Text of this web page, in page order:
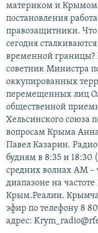
материком и
постановления
правозащитники. Что
сегодня
временной границы?
советник Министра
оккупированных
перемещенных лиц
общественной
Хельсинского союза
вопросам Крыма
Павел Казарин.
будням в 8:35 и 18:30
средних волнах АМ –
диапазоне на
Крым.Реалии.
эфир по телефону 8
адрес: